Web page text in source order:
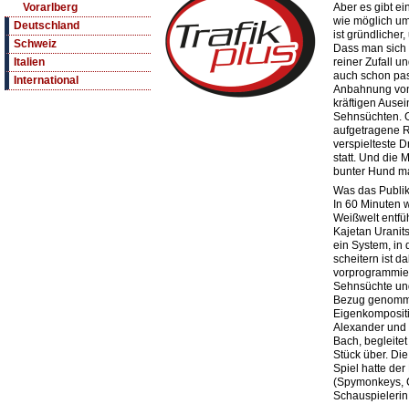
Vorarlberg
Deutschland
Schweiz
Italien
International
Aber es gibt
wie möglich
ist
Dass man
reiner Zufall
auch schon
Anbahnung
kräftigen
Sehnsüchten.
aufgetragene
verspielteste
statt. Und die
bunter Hund
Was das
In 60 Minuten
Weißwelt
Kajetan
ein System, in
scheitern ist
Sehnsüchte
Bezug
Alexander
Bach,
Stück über.
Spiel hatte der
(Spymonkeys,